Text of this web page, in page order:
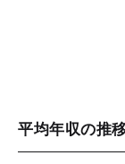
平均年収の推